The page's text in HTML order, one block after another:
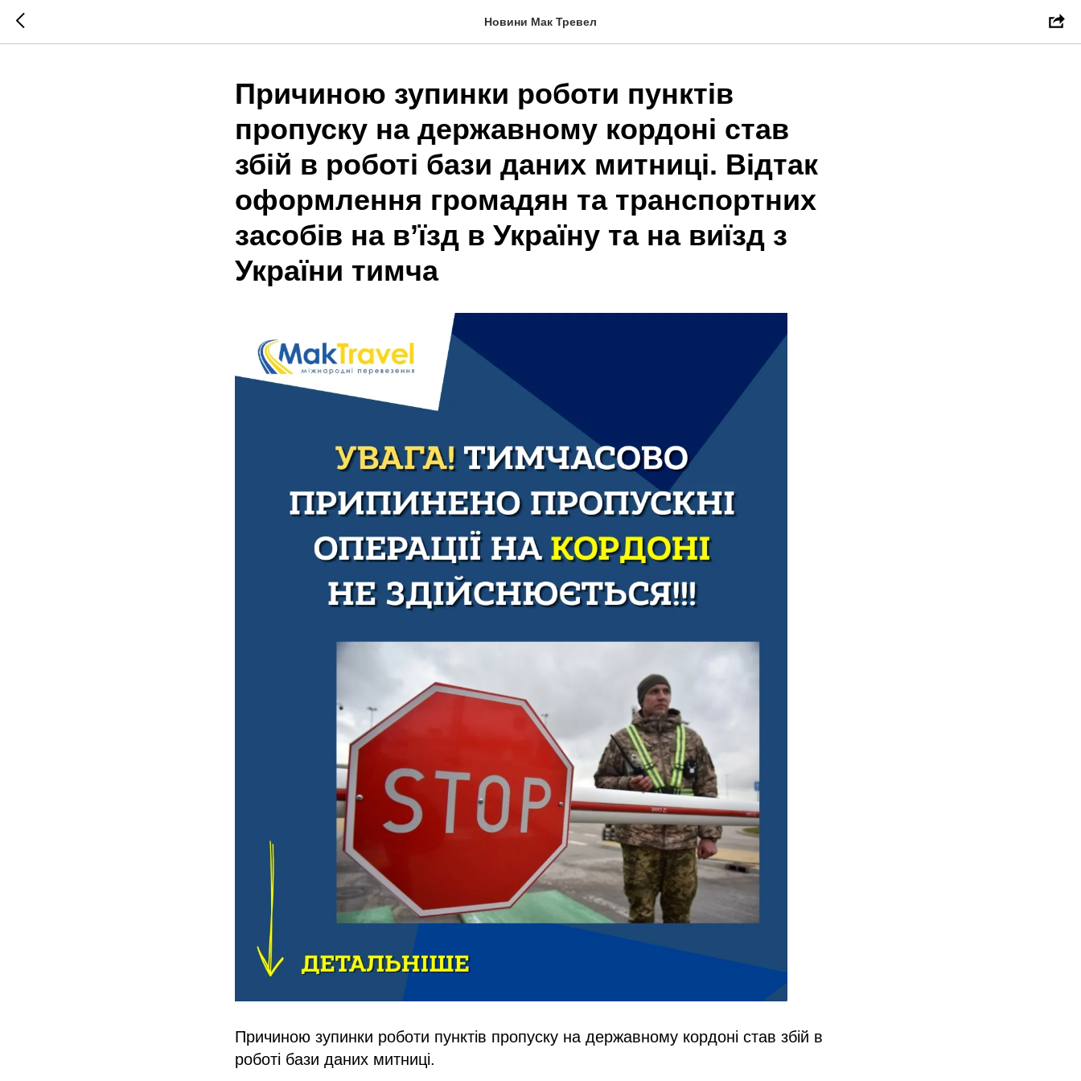
Новини Мак Тревел
Причиною зупинки роботи пунктів
пропуску на державному кордоні став
збій в роботі бази даних митниці. Відтак
оформлення громадян та транспортних
засобів на в’їзд в Україну та на виїзд з
України тимча
Причиною зупинки роботи пунктів пропуску на державному кордоні став збій в
роботі бази даних митниці.